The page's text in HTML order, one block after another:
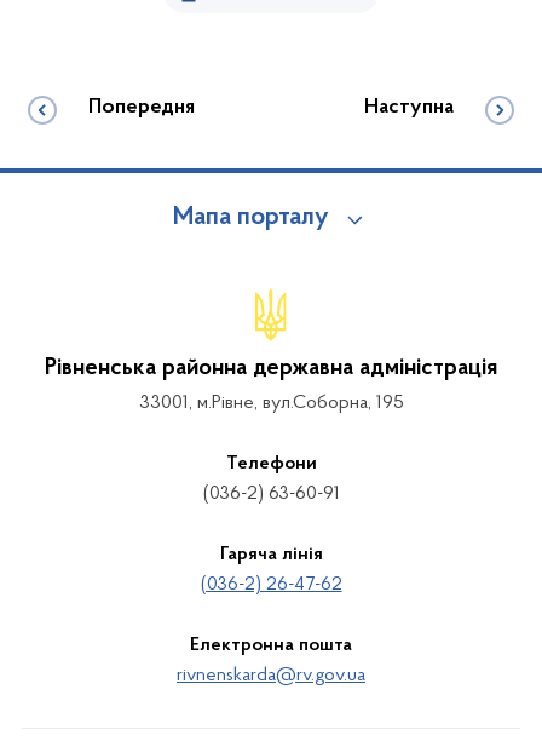
Попередня Наступна
Мапа порталу
Рівненська районна державна адміністрація
33001, м.Рівне, вул.Соборна, 195
Телефони
(036-2) 63-60-91
Гаряча лінія
(036-2) 26-47-62
Електронна пошта
rivnenskarda@rv.gov.ua